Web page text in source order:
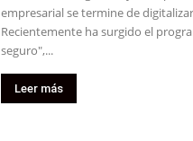
empresarial se termine de
Recientemente ha surgido el
seguro",...
Leer más